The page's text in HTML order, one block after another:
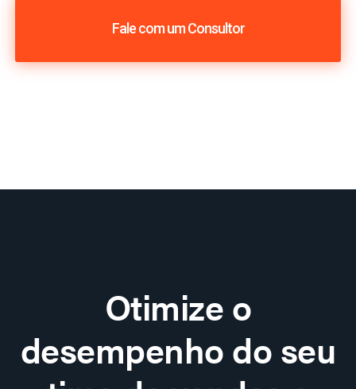
Fale com um Consultor
Otimize o
desempenho do seu